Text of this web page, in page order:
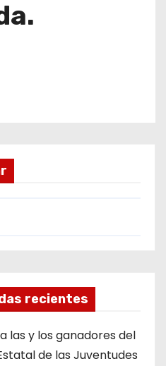
recientes
las y los ganadores del
de las Juventudes